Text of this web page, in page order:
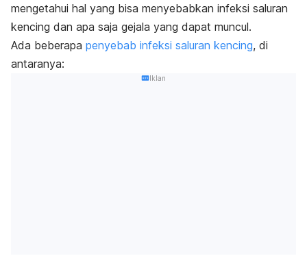
mengetahui hal yang bisa menyebabkan infeksi saluran
kencing dan apa saja gejala yang dapat muncul.
Ada beberapa penyebab infeksi saluran kencing, di
antaranya:
Iklan